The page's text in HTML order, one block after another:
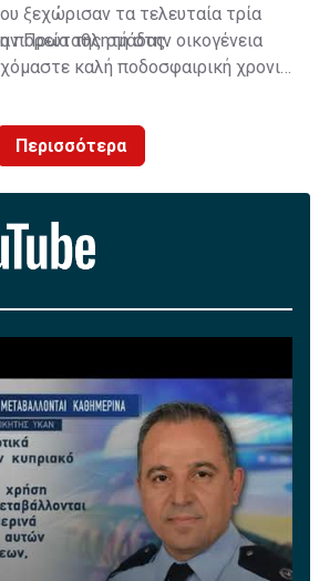
ξεχώρισαν τα τελευταία τρία
πορεία της ομάδας.
Πρωταθλητή στην οικογένεια
καλή ποδοσφαιρική χρονιά
Περισσότερα